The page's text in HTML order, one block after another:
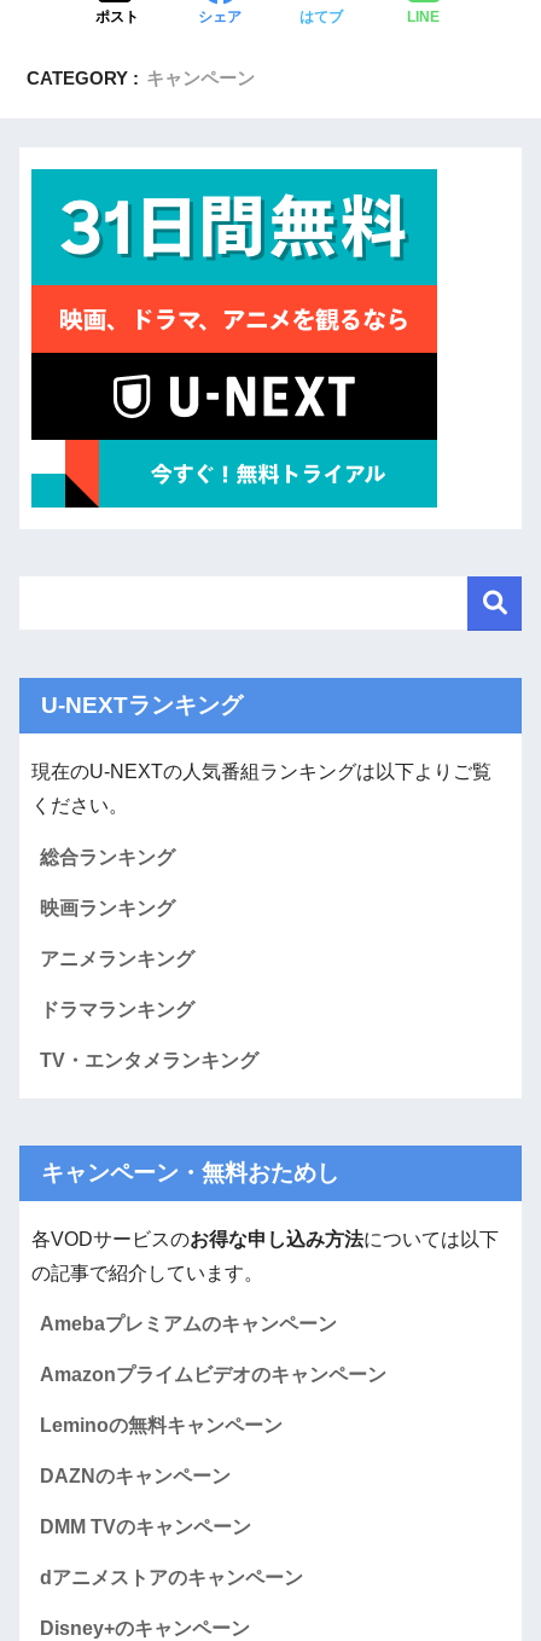
ポスト シェア はてブ LINE
CATEGORY : キャンペーン
U-NEXTランキング
現在のU-NEXTの人気番組ランキングは以下よりご覧
ください。
総合ランキング
映画ランキング
アニメランキング
ドラマランキング
TV・エンタメランキング
キャンペーン・無料おためし
各VODサービスのお得な申し込み方法については以下
の記事で紹介しています。
Amebaプレミアムのキャンペーン
Amazonプライムビデオのキャンペーン
Leminoの無料キャンペーン
DAZNのキャンペーン
DMM TVのキャンペーン
dアニメストアのキャンペーン
Disney+のキャンペーン